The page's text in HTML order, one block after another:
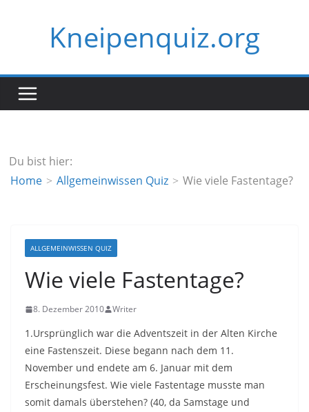
Kneipenquiz.org
Du bist hier:
Home
Allgemeinwissen Quiz Wie viele Fastentage?
ALLGEMEINWISSEN QUIZ
Wie viele Fastentage?
8. Dezember 2010 Writer
1.Ursprünglich war die Adventszeit in der Alten Kirche
eine Fastenszeit. Diese begann nach dem 11.
November und endete am 6. Januar mit dem
Erscheinungsfest. Wie viele Fastentage musste man
somit damals überstehen? (40, da Samstage und